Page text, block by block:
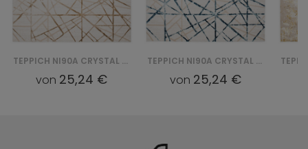
TEPPICH NI90A CRYSTAL GYU - BEŻOWY
von 25,24 €
TEPPICH NI90A CRYSTAL GYU - NIEBIESKI
von 25,24 €